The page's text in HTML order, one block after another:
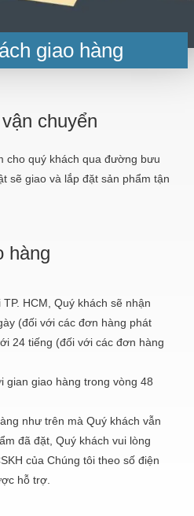
giao hàng
chuyển
cho quý khách qua đường bưu
sẽ giao và lắp đặt sản phẩm tận
hàng
HCM, Quý khách sẽ nhận
(đối với các đơn hàng phát
24 tiếng (đối với các đơn hàng
gian giao hàng trong vòng 48
như trên mà Quý khách vẫn
đã đặt, Quý khách vui lòng
của Chúng tôi theo số điện
hỗ trợ.